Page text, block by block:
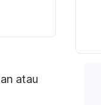
atau